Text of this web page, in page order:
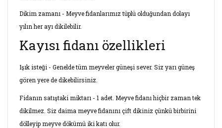
Dikim zamanı - Meyve fidanlarımız tüplü olduğundan dolayı
yılın her ayı dikilebilir.
Kayısı fidanı özellikleri
Işık isteği - Genelde tüm meyveler güneşi sever. Siz yarı güneş
gören yere de dikebilirsiniz.
Fidanın satıştaki miktarı - 1 adet. Meyve fidanı hiçbir zaman tek
dikilmez. Siz daima meyve fidanını çift dikiniz çünkü birbirini
dölleyip meyve dökümü iki katı olur.